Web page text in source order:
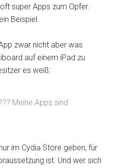
super Apps zum Opfer.
Beispiel.
zwar nicht aber was
auf einem iPad zu
es weiß:
Meine Apps sind
im Cydia Store geben, für
ist. Und wer sich